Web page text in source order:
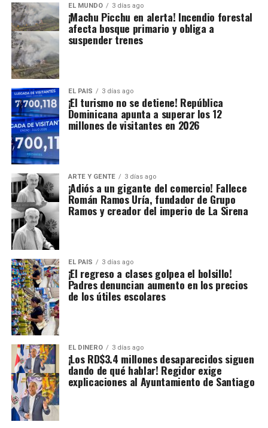
EL MUNDO 3 días ago
¡Machu Picchu en alerta! Incendio forestal
afecta bosque primario y obliga a
suspender trenes
EL PAIS 3 días ago
¡El turismo no se detiene! República
Dominicana apunta a superar los 12
millones de visitantes en 2026
ARTE Y GENTE 3 días ago
¡Adiós a un gigante del comercio! Fallece
Román Ramos Uría, fundador de Grupo
Ramos y creador del imperio de La Sirena
EL PAIS 3 días ago
¡El regreso a clases golpea el bolsillo!
Padres denuncian aumento en los precios
de los útiles escolares
EL DINERO 3 días ago
¡Los RD$3.4 millones desaparecidos siguen
dando de qué hablar! Regidor exige
explicaciones al Ayuntamiento de Santiago